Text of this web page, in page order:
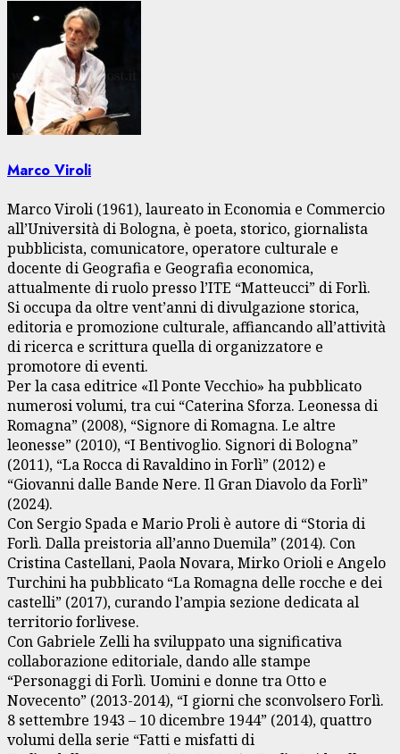
Marco Viroli
Marco Viroli (1961), laureato in Economia e Commercio
all’Università di Bologna, è poeta, storico, giornalista
pubblicista, comunicatore, operatore culturale e
docente di Geografia e Geografia economica,
attualmente di ruolo presso l’ITE “Matteucci” di Forlì.
Si occupa da oltre vent’anni di divulgazione storica,
editoria e promozione culturale, affiancando all’attività
di ricerca e scrittura quella di organizzatore e
promotore di eventi.
Per la casa editrice «Il Ponte Vecchio» ha pubblicato
numerosi volumi, tra cui “Caterina Sforza. Leonessa di
Romagna” (2008), “Signore di Romagna. Le altre
leonesse” (2010), “I Bentivoglio. Signori di Bologna”
(2011), “La Rocca di Ravaldino in Forlì” (2012) e
“Giovanni dalle Bande Nere. Il Gran Diavolo da Forlì”
(2024).
Con Sergio Spada e Mario Proli è autore di “Storia di
Forlì. Dalla preistoria all’anno Duemila” (2014). Con
Cristina Castellani, Paola Novara, Mirko Orioli e Angelo
Turchini ha pubblicato “La Romagna delle rocche e dei
castelli” (2017), curando l’ampia sezione dedicata al
territorio forlivese.
Con Gabriele Zelli ha sviluppato una significativa
collaborazione editoriale, dando alle stampe
“Personaggi di Forlì. Uomini e donne tra Otto e
Novecento” (2013-2014), “I giorni che sconvolsero Forlì.
8 settembre 1943 – 10 dicembre 1944” (2014), quattro
volumi della serie “Fatti e misfatti di